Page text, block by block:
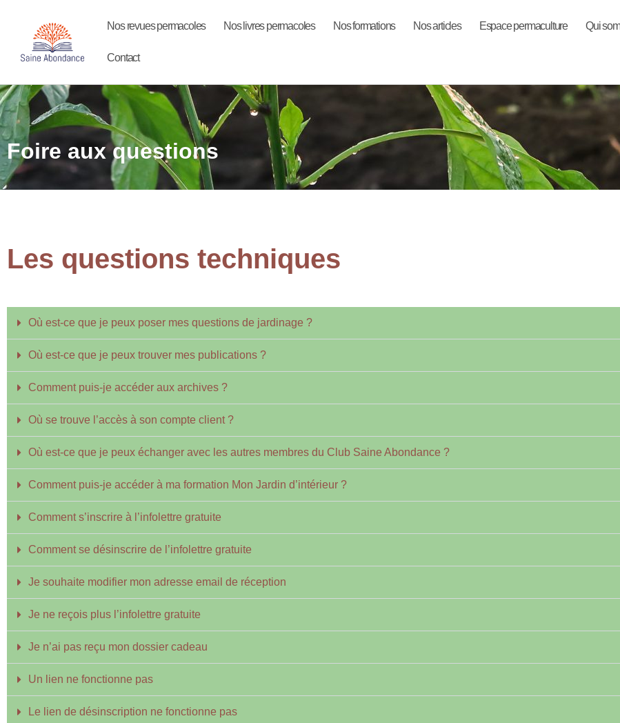
Nos revues permacoles Nos livres permacoles Nos formations Nos articles Espace permaculture Qui
Contact
Foire aux questions
Les questions techniques
Où est-ce que je peux poser mes questions de jardinage ?
Où est-ce que je peux trouver mes publications ?
Comment puis-je accéder aux archives ?
Où se trouve l’accès à son compte client ?
Où est-ce que je peux échanger avec les autres membres du Club Saine Abondance ?
Comment puis-je accéder à ma formation Mon Jardin d’intérieur ?
Comment s’inscrire à l’infolettre gratuite
Comment se désinscrire de l’infolettre gratuite
Je souhaite modifier mon adresse email de réception
Je ne reçois plus l’infolettre gratuite
Je n’ai pas reçu mon dossier cadeau
Un lien ne fonctionne pas
Le lien de désinscription ne fonctionne pas